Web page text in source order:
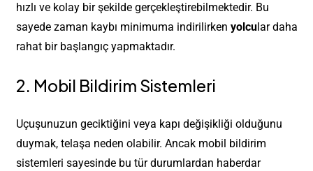
hızlı ve kolay bir şekilde gerçekleştirebilmektedir. Bu
sayede zaman kaybı minimuma indirilirken yolcular daha
rahat bir başlangıç yapmaktadır.
2. Mobil Bildirim Sistemleri
Uçuşunuzun geciktiğini veya kapı değişikliği olduğunu
duymak, telaşa neden olabilir. Ancak mobil bildirim
sistemleri sayesinde bu tür durumlardan haberdar